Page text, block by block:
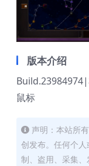
版本介绍
鼠标
声明：本站所
创发布。任何个
制、盗用、采集